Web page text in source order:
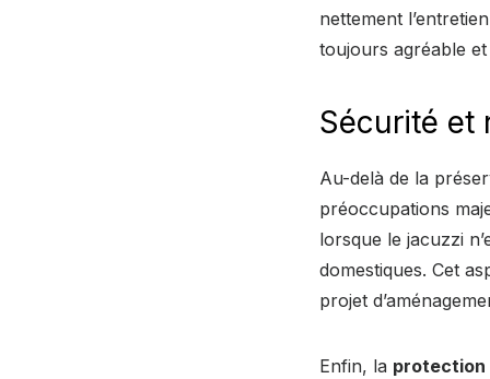
nettement
toujours agréable
Sécurité et
Au-delà de la
préoccupations
lorsque le jacuzzi
domestiques. Cet
projet
Enfin, la protection